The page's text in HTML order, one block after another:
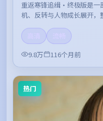
重返寒锋追缉·终极版是一
机、反转与人物成长展开，
9.8万
116个月前
热门